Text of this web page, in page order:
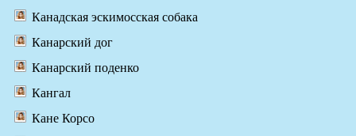
Канадская эскимосская собака
Канарский дог
Канарский поденко
Кангал
Кане Корсо